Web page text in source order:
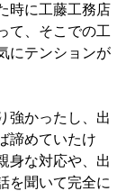
時に工藤工務店
て、そこでの工
にテンションが
強かったし、出
諦めていたけ
身な対応や、出
を聞いて完全に